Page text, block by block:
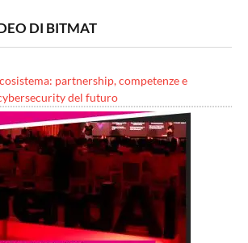
DI BITMAT
partnership, competenze e
del futuro